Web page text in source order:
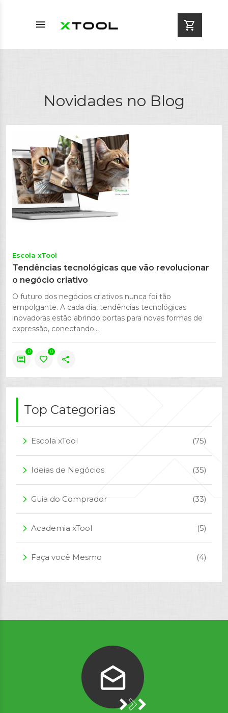
menu shopping_cart
Novidades no Blog
Escola xTool
Tendências tecnológicas que vão revolucionar
o negócio criativo
O futuro dos negócios criativos nunca foi tão
empolgante. A cada dia, tendências tecnológicas
inovadoras estão abrindo portas para novas formas de
expressão, conectando...
comment
0
favorite
0
share
Top Categorias
arrow_forward_ios Escola xTool (75)
arrow_forward_ios Ideias de Negócios (35)
arrow_forward_ios Guia do Comprador (33)
arrow_forward_ios Academia xTool (5)
arrow_forward_ios Faça você Mesmo (4)